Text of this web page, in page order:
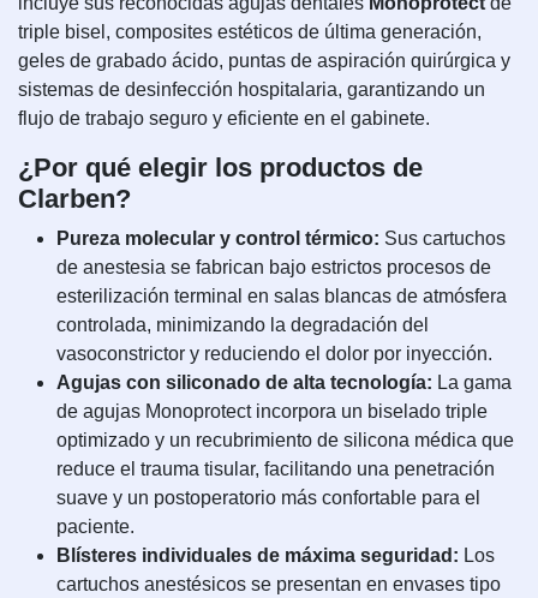
triple bisel, composites estéticos de última generación,
geles de grabado ácido, puntas de aspiración quirúrgica y
sistemas de desinfección hospitalaria, garantizando un
flujo de trabajo seguro y eficiente en el gabinete.
¿Por qué elegir los productos de
Clarben?
Pureza molecular y control térmico: Sus cartuchos
de anestesia se fabrican bajo estrictos procesos de
esterilización terminal en salas blancas de atmósfera
controlada, minimizando la degradación del
vasoconstrictor y reduciendo el dolor por inyección.
Agujas con siliconado de alta tecnología: La gama
de agujas Monoprotect incorpora un biselado triple
optimizado y un recubrimiento de silicona médica que
reduce el trauma tisular, facilitando una penetración
suave y un postoperatorio más confortable para el
paciente.
Blísteres individuales de máxima seguridad: Los
cartuchos anestésicos se presentan en envases tipo